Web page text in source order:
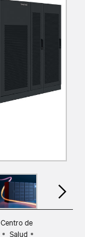
Centro de
Salud